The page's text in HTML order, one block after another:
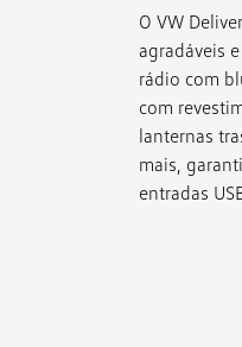
O VW
agradáveis
rádio com
com
lanternas
mais,
entradas